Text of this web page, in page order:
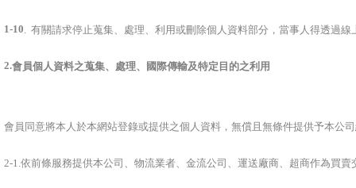
1-10. 有關請求停止蒐集、處理、利用或刪除個人資料部分，當事人得透過線
2.會員個人資料之蒐集、處理、國際傳輸及特定目的之利用
會員同意將本人於本網站登錄或提供之個人資料，無償且無條件提供予本公
2-1.依前條服務提供本公司、物流業者、金流公司、運送廠商、超商作為買賣